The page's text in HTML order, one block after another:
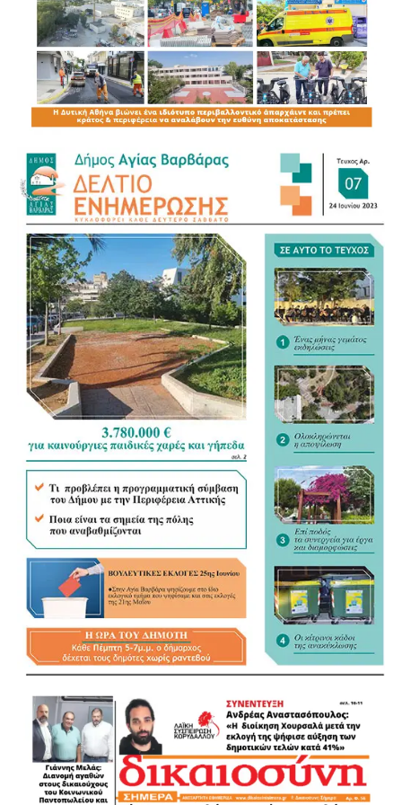
Στο νότιο άκρο των Δυτικών προαστίων, στην πόλη της
Αγίας Βαρβάρας, μια περιοχή που πριν κάποια χρόνια
ήταν καθηλωμένη στα σοβαρά προβλήματά της, ένας
άνθρωπος, προερχόμενος από τα σπλάχνα της, κατάφερε
να την αναγεννήσει.
Ο Δήμαρχος Λάμπρος Μίχος, με το όραμά του, την
αποφασιστικότητά του, και την αφοσίωσή του στις
ανάγκες των συμπολιτών του, έχει γράψει και συνεχίζει να
γράφει λαμπρή ιστορία.
Η πόλη που πριν κάποια χρόνια έπασχε, απο
ανυπέρβλητες δυσκολίες, απο ανύπαρκτες υποδομές και
χαμηλή ποιότητα ζωής, έχει αλλάξει ριζικά πρόσωπο και
έχει εξελιχθεί σε αυτοδιοικητικό πρότυπο ανάπτυξης.
Η αλλαγή αυτή, ακόμη και από τους πιο αυστηρούς κριτές,
πιστώνεται δικαίως στον Λάμπρο Μίχο, ένα παράδειγμα
εμπνευσμένου Δημάρχου, που δεν περιορίζεται μόνο σε
μια καλή διαχείριση, αλλά που οδηγεί ασυμβίβαστα την
πόλη του σε συνεχή αναβάθμιση και πρόοδο.
Από την πρώτη ημέρα της θητείας του, έθεσε ως
πρωταρχικό στόχο την αντιμετώπιση των προβλημάτων
της καθημερινότητας, την αναβάθμιση της ποιότητας ζωής
και την οικοδόμηση μιας πόλης, που να εμπνέει
αξιοπρέπεια και αισιοδοξία στους πολίτες της.
Με σχέδιο και πρόγραμμα οργάνωσε άμεσα τις υπηρεσίες
του Δήμου, με πρώτες την καθαριότητα και τις υποδομές.
‘Εδωσε ιδιαίτερη έμφαση στο κοινωνικό έργο, στην
παιδεία και στον πολιτισμό. Δημιούργησε καινοτόμες
κοινωνικές δομές, αναβάθμισε τη σχολική στέγη, ίδρυσε
πολιτιστικές σχολές, αναζωογόνησε το κέντρο της πόλης
και τις γειτονιές, Το αποκορύφωμα αυτής της πορείας
ήταν οι δύο σταθμοί μετρό που έφεραν την πόλη 10 λεπτά
απο το κέντρο της Αθήνας και απο το Λιμάνι του Πειραιά.